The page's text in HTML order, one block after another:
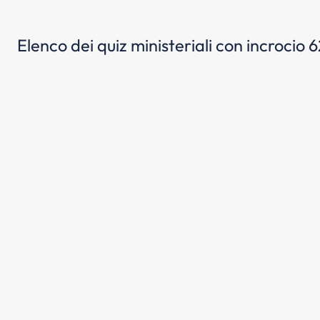
Elenco dei quiz ministeriali con incrocio